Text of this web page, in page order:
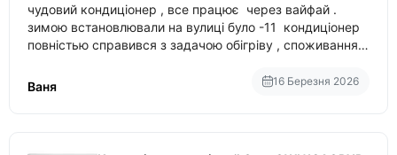
чудовий кондиціонер , все працює через вайфай .
зимою встановлювали на вулиці було -11 кондиціонер
повністью справився з задачою обігріву , споживання
температури
Ваня 16 Березня 2026